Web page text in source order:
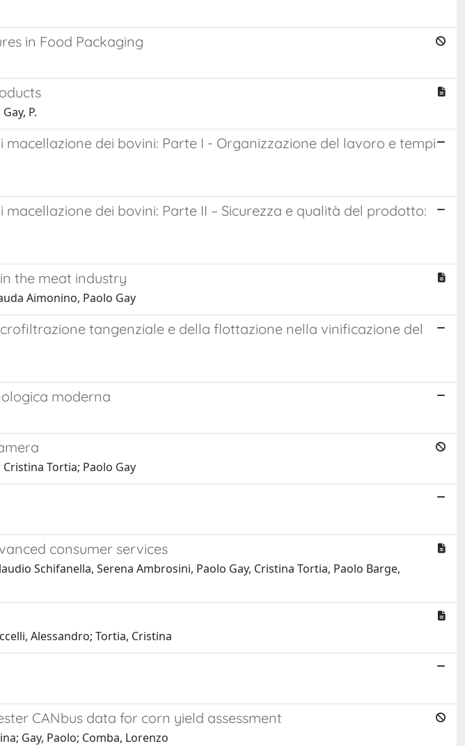
in Food Packaging
P.
dei bovini: Parte I - Organizzazione del lavoro e tempi
dei bovini: Parte II – Sicurezza e qualità del prodotto:
the meat industry
Aimonino, Paolo Gay
tangenziale e della flottazione nella vinificazione del
moderna
Tortia; Paolo Gay
consumer services
Schifanella, Serena Ambrosini, Paolo Gay, Cristina Tortia, Paolo Barge,
Alessandro; Tortia, Cristina
CANbus data for corn yield assessment
Gay, Paolo; Comba, Lorenzo